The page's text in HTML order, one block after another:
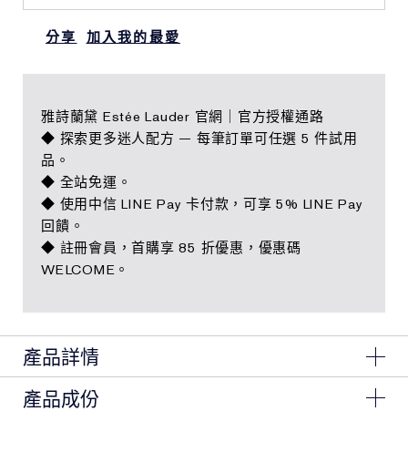
分享 加入我的最愛
雅詩蘭黛 Estée Lauder 官網｜官方授權通路
◆ 探索更多迷人配方 — 每筆訂單可任選 5 件試用
品。
◆ 全站免運。
◆ 使用中信 LINE Pay 卡付款，可享 5% LINE Pay
回饋。
◆ 註冊會員，首購享 85 折優惠，優惠碼
WELCOME。
產品詳情
雅詩蘭黛全新「白金級黑鑽松露奇蹟凝露」
產品成份